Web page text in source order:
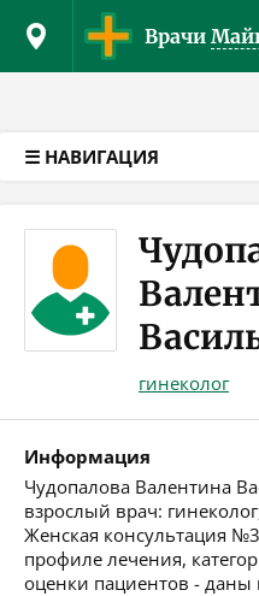
Врачи
☰ НАВИГАЦИЯ
гинеколог
Информация
Чудопалова Валентина
взрослый врач:
Женская консультация
профиле лечения,
оценки пациентов - даны